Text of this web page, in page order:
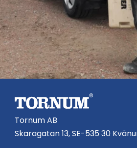
Tornum AB
Skaragatan 13, SE-535 30